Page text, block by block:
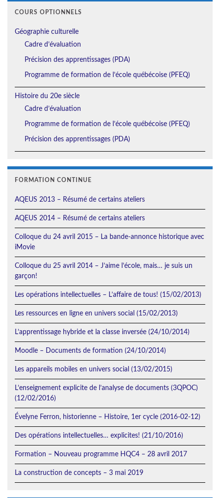
COURS OPTIONNELS
Géographie culturelle
Cadre d’évaluation
Précision des apprentissages (PDA)
Programme de formation de l’école québécoise (PFEQ)
Histoire du 20e siècle
Cadre d’évaluation
Programme de formation de l’école québécoise (PFEQ)
Précision des apprentissages (PDA)
FORMATION CONTINUE
AQEUS 2013 – Résumé de certains ateliers
AQEUS 2014 – Résumé de certains ateliers
Colloque du 24 avril 2015 – La bande-annonce historique avec
iMovie
Colloque du 25 avril 2014 – J’aime l’école, mais… je suis un
garçon!
Les opérations intellectuelles – L’affaire de tous! (15/02/2013)
Les ressources en ligne en univers social (15/02/2013)
L’apprentissage hybride et la classe inversée (24/10/2014)
Moodle – Documents de formation (24/10/2014)
Les appareils mobiles en univers social (13/02/2015)
L’enseignement explicite de l’analyse de documents (3QPOC)
(12/02/2016)
Évelyne Ferron, historienne – Histoire, 1er cycle (2016-02-12)
Des opérations intellectuelles… explicites! (21/10/2016)
Formation – Nouveau programme HQC4 – 28 avril 2017
La construction de concepts – 3 mai 2019